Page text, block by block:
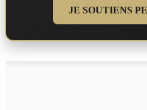
JE SOUTIENS